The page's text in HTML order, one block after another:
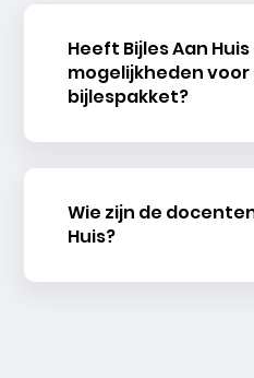
Heeft Bijles Aan
mogelijkheden voor
bijlespakket?
Wie zijn de
Huis?